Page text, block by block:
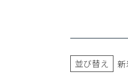
ス
ビ
ス
ビ
並び替え 新